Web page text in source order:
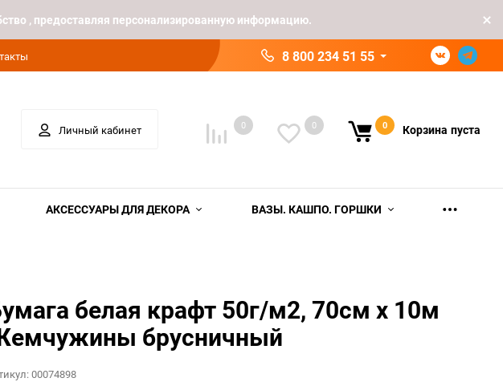
, предоставляя персонализированную информацию.
8 800 234 51 55
Личный кабинет 0 0 0 Корзина пуста
АКСЕССУАРЫ ДЛЯ ДЕКОРА ВАЗЫ. КАШПО. ГОРШКИ
белая крафт 50г/м2, 70см x 10м
брусничный
00074898